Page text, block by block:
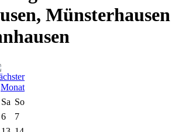
Münsterhausen
Sa So
6
7